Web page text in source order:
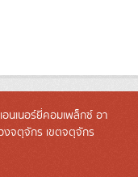
นเนอร์ยี่คอมเพล็กซ์ อา
จตุจักร เขตจตุจักร